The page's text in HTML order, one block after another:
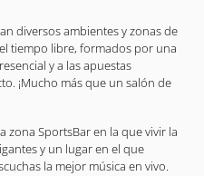
diversos ambientes y zonas de
tiempo libre, formados por una
y a las apuestas
¡Mucho más que un salón de
zona SportsBar en la que vivir la
y un lugar en el que
la mejor música en vivo.